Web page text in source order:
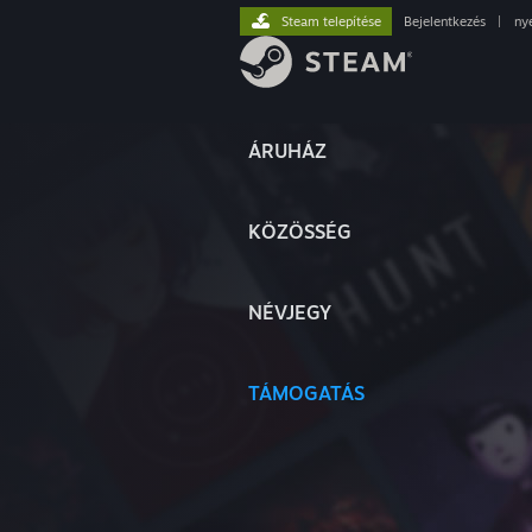
ÁRUHÁZ
KÖZÖSSÉG
NÉVJEGY
TÁMOGATÁS
Steam telepítése Bejelentkezés